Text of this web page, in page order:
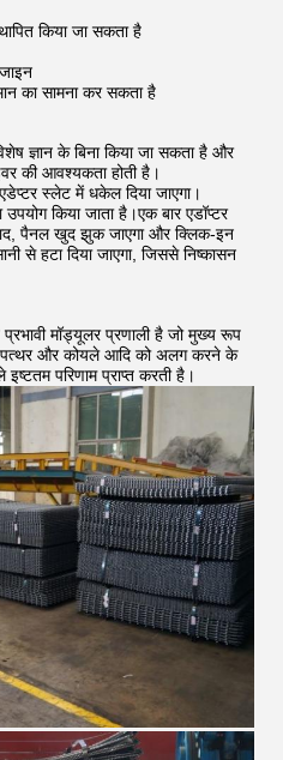
किया जा सकता है
का सामना कर सकता है
ज्ञान के बिना किया जा सकता है और
की आवश्यकता होती है।
स्लेट में धकेल दिया जाएगा।
किया जाता है।एक बार एडॉप्टर
पैनल खुद झुक जाएगा और क्लिक-इन
से हटा दिया जाएगा, जिससे निष्कासन
मॉड्यूलर प्रणाली है जो मुख्य रूप
पत्थर और कोयले आदि को अलग करने के
परिणाम प्राप्त करती है।